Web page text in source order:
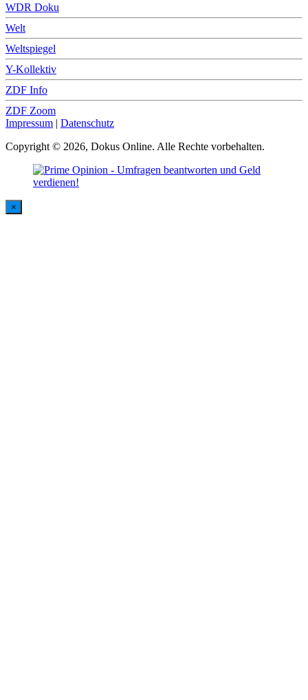
WDR Doku
Welt
Weltspiegel
Y-Kollektiv
ZDF Info
ZDF Zoom
Impressum | Datenschutz
Copyright © 2026, Dokus Online. Alle Rechte vorbehalten.
×